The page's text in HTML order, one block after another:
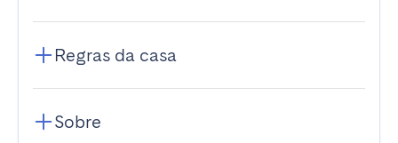
Regras da casa
Sobre